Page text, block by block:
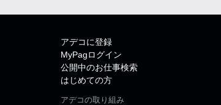
アデコに登録
MyPagログイン
公開中のお仕事検索
はじめての方
アデコの取り組み